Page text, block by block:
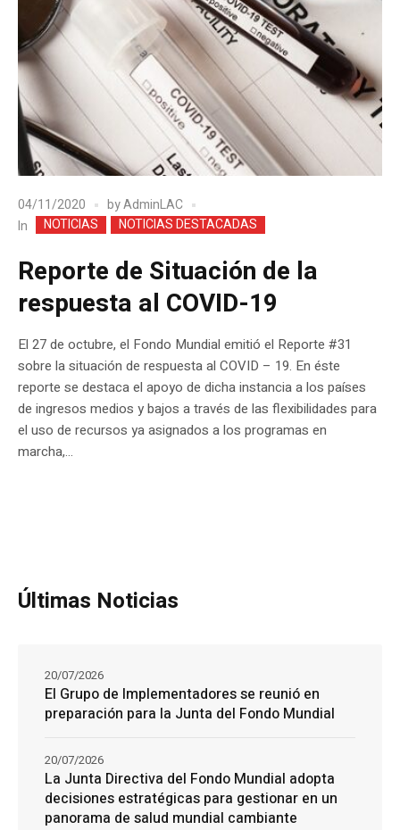
04/11/2020 byAdminLAC
In
NOTICIAS NOTICIAS DESTACADAS
Reporte de Situación de la
respuesta al COVID-19
El 27 de octubre, el Fondo Mundial emitió el Reporte #31
sobre la situación de respuesta al COVID – 19. En éste
reporte se destaca el apoyo de dicha instancia a los países
de ingresos medios y bajos a través de las flexibilidades para
el uso de recursos ya asignados a los programas en
marcha,...
Últimas Noticias
El Grupo de Implementadores se reunió en
preparación para la Junta del Fondo Mundial
20/07/2026
La Junta Directiva del Fondo Mundial adopta
decisiones estratégicas para gestionar en un
panorama de salud mundial cambiante
20/07/2026